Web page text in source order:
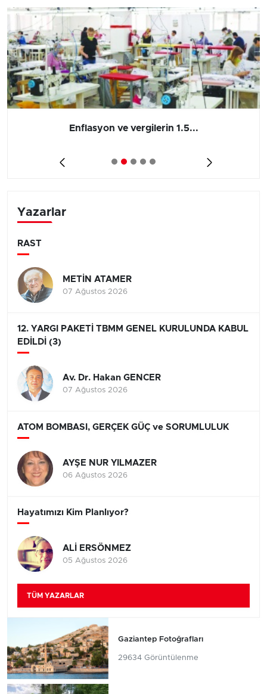
Enflasyon ve vergilerin 1.5...
Yazarlar
RAST
METİN ATAMER
07 Ağustos 2026
12. YARGI PAKETİ TBMM GENEL KURULUNDA KABUL
EDİLDİ (3)
Av. Dr. Hakan GENCER
07 Ağustos 2026
ATOM BOMBASI, GERÇEK GÜÇ ve SORUMLULUK
AYŞE NUR YILMAZER
06 Ağustos 2026
Hayatımızı Kim Planlıyor?
ALİ ERSÖNMEZ
05 Ağustos 2026
TÜM YAZARLAR
Gaziantep Fotoğrafları
29634 Görüntülenme